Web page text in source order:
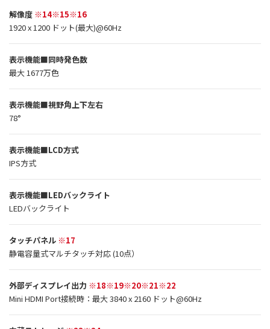
解像度 ※14※15※16
1920 x 1200 ドット(最大)@60Hz
表示機能■同時発色数
最大 1677万色
表示機能■視野角上下左右
78°
表示機能■LCD方式
IPS方式
表示機能■LEDバックライト
LEDバックライト
タッチパネル ※17
静電容量式マルチタッチ対応 (10点）
外部ディスプレイ出力 ※18※19※20※21※22
Mini HDMI Port接続時：最大 3840 x 2160 ドット@60Hz